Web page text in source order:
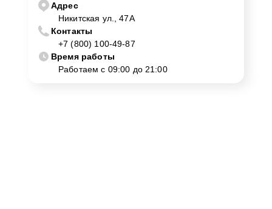
Адрес
Никитская ул., 47А
Контакты
+7 (800) 100-49-87
Время работы
Работаем с 09:00 до 21:00